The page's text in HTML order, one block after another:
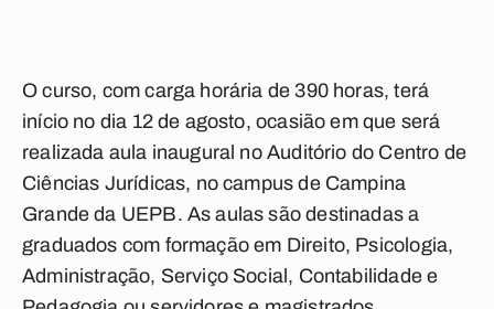
O curso, com carga horária de 390 horas, terá
início no dia 12 de agosto, ocasião em que será
realizada aula inaugural no Auditório do Centro de
Ciências Jurídicas, no campus de Campina
Grande da UEPB. As aulas são destinadas a
graduados com formação em Direito, Psicologia,
Administração, Serviço Social, Contabilidade e